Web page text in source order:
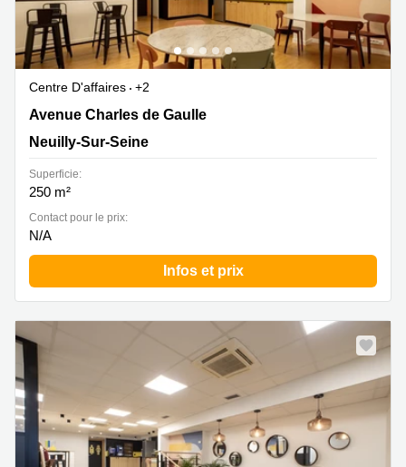
Centre D'affaires
+2
Avenue Charles de Gaulle 183, Neuilly-Sur-Seine
Avenue Charles de Gaulle
Neuilly-Sur-Seine
Superficie:
250 m²
Contact pour le prix:
N/A
Infos et prix